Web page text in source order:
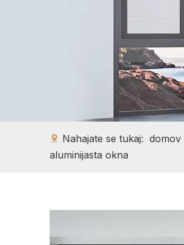
Nahajate se tukaj: domov
aluminijasta okna